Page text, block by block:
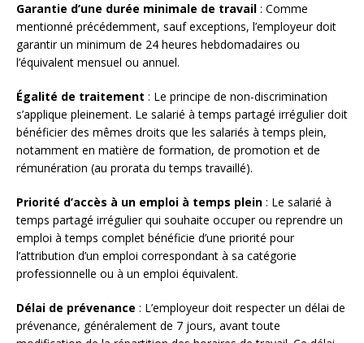
Garantie d’une durée minimale de travail : Comme
mentionné précédemment, sauf exceptions, l’employeur doit
garantir un minimum de 24 heures hebdomadaires ou
l’équivalent mensuel ou annuel.
Égalité de traitement : Le principe de non-discrimination
s’applique pleinement. Le salarié à temps partagé irrégulier doit
bénéficier des mêmes droits que les salariés à temps plein,
notamment en matière de formation, de promotion et de
rémunération (au prorata du temps travaillé).
Priorité d’accès à un emploi à temps plein : Le salarié à
temps partagé irrégulier qui souhaite occuper ou reprendre un
emploi à temps complet bénéficie d’une priorité pour
l’attribution d’un emploi correspondant à sa catégorie
professionnelle ou à un emploi équivalent.
Délai de prévenance : L’employeur doit respecter un délai de
prévenance, généralement de 7 jours, avant toute